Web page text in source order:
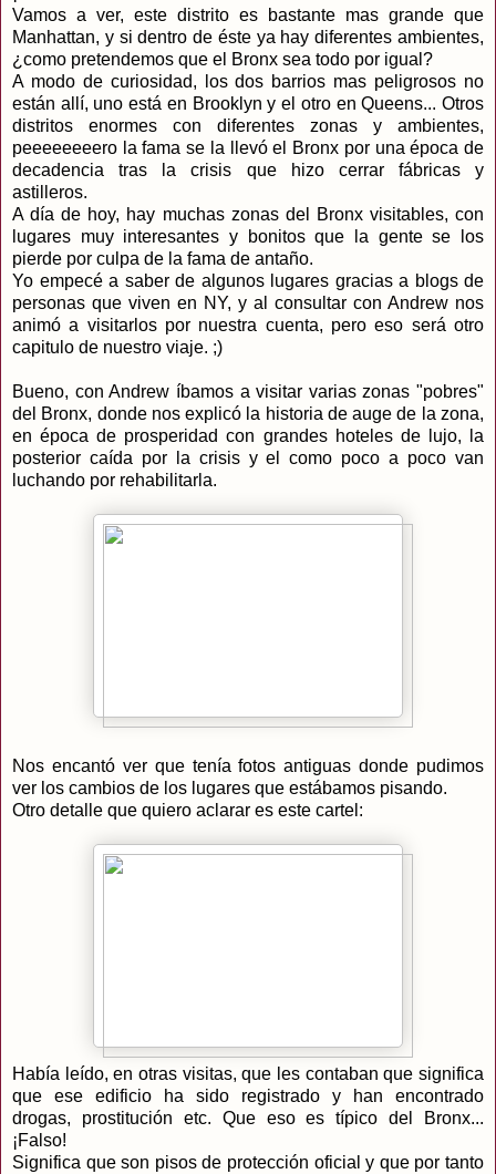
Vamos a ver, este distrito es bastante mas grande que
Manhattan, y si dentro de éste ya hay diferentes ambientes,
¿como pretendemos que el Bronx sea todo por igual?
A modo de curiosidad, los dos barrios mas peligrosos no
están allí, uno está en Brooklyn y el otro en Queens... Otros
distritos enormes con diferentes zonas y ambientes,
peeeeeeeero la fama se la llevó el Bronx por una época de
decadencia tras la crisis que hizo cerrar fábricas y
astilleros.
A día de hoy, hay muchas zonas del Bronx visitables, con
lugares muy interesantes y bonitos que la gente se los
pierde por culpa de la fama de antaño.
Yo empecé a saber de algunos lugares gracias a blogs de
personas que viven en NY, y al consultar con Andrew nos
animó a visitarlos por nuestra cuenta, pero eso será otro
capitulo de nuestro viaje. ;)
Bueno, con Andrew íbamos a visitar varias zonas "pobres"
del Bronx, donde nos explicó la historia de auge de la zona,
en época de prosperidad con grandes hoteles de lujo, la
posterior caída por la crisis y el como poco a poco van
luchando por rehabilitarla.
Nos encantó ver que tenía fotos antiguas donde pudimos
ver los cambios de los lugares que estábamos pisando.
Otro detalle que quiero aclarar es este cartel:
Había leído, en otras visitas, que les contaban que significa
que ese edificio ha sido registrado y han encontrado
drogas, prostitución etc. Que eso es típico del Bronx...
¡Falso!
Significa que son pisos de protección oficial y que por tanto